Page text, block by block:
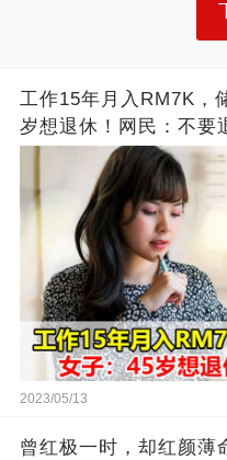
工作15年月入RM7K，
岁想退休！网民：不要
2023/05/13
曾红极一时，却红颜薄